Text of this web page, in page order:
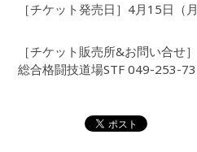
［チケット発売日］4月15日（月
［チケット販売所&お問い合せ］
総合格闘技道場STF 049-253-